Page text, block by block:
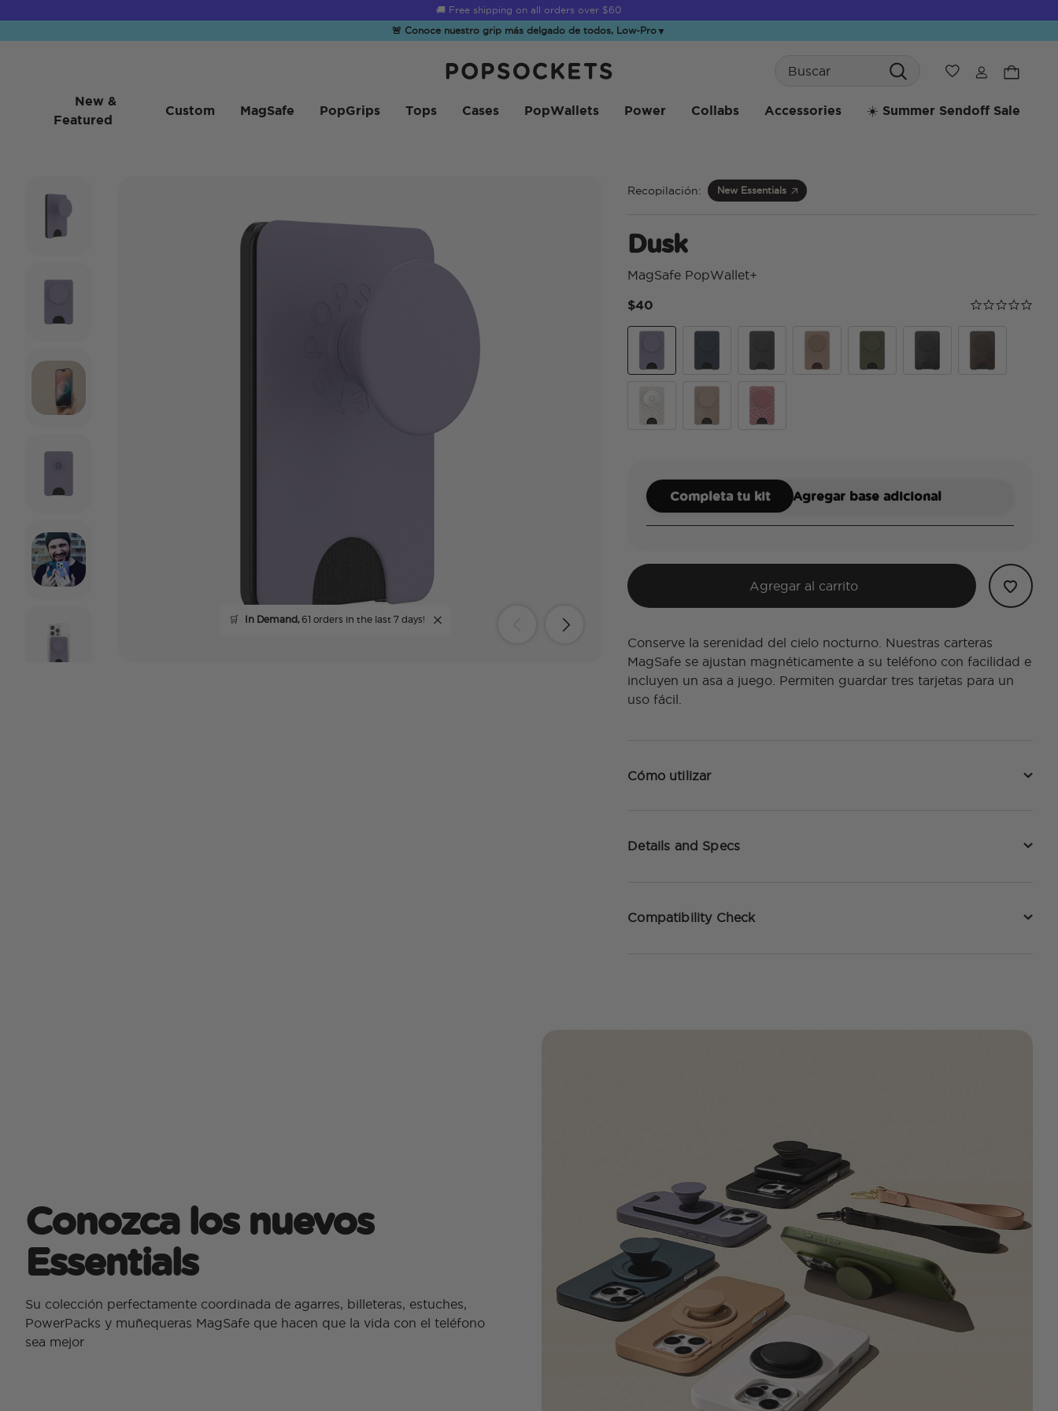
Summer Sendoff Sale is on 🚨 Up to 60% off
🚨 Conoce nuestro grip más delgado de todos, Low-Pro▼
Wishlist
New &
Featured
Custom MagSafe PopGrips Tops Cases PopWallets Power Collabs Accessories ☀️ Summer Sendoff Sale
🛒 In Demand,61 orders in the last 7 days!
Recopilación: New Essentials
Dusk
MagSafe PopWallet+
$40 Calificación
0.0 star rating
Completa tu kit Agregar base adicional
Agregar al carrito
Conserve la serenidad del cielo nocturno. Nuestras carteras
MagSafe se ajustan magnéticamente a su teléfono con facilidad e
incluyen un asa a juego. Permiten guardar tres tarjetas para un
uso fácil.
Cómo utilizar
Details and Specs
Compatibility Check
Conozca los nuevos
Essentials
Su colección perfectamente coordinada de agarres, billeteras, estuches,
PowerPacks y muñequeras MagSafe que hacen que la vida con el teléfono
sea mejor